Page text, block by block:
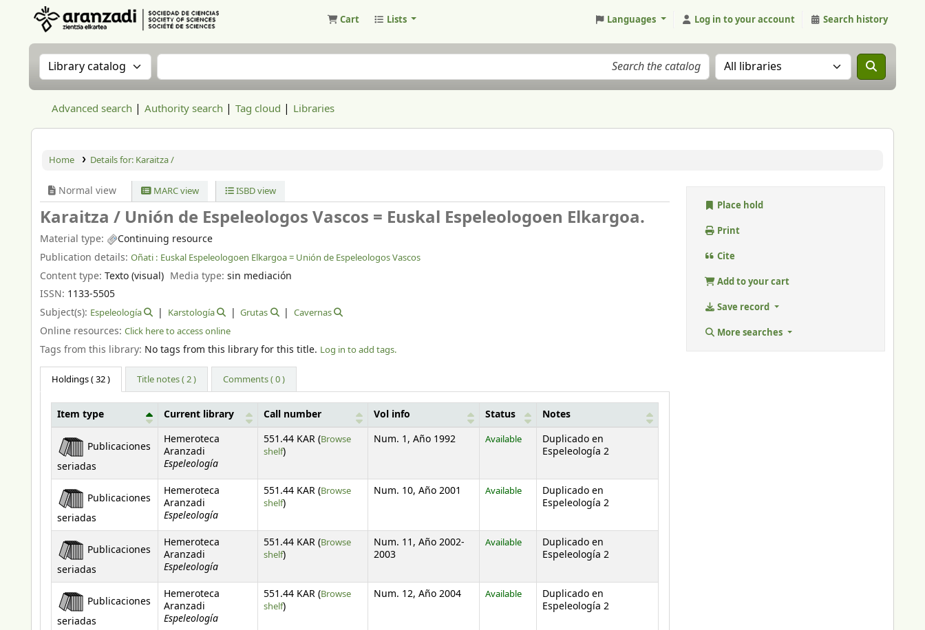
Cart Lists Languages Log in to your account Search history
Search the catalog by:Search the catalog Search the catalog in:
Advanced search Authority search Tag cloud Libraries
Home Details for: Karaitza /
Normal view MARC view ISBD view
Karaitza / Unión de Espeleologos Vascos = Euskal Espeleologoen Elkargoa.
Material type:
Continuing resource
Publication details: Oñati : Euskal Espeleologoen Elkargoa = Unión de Espeleologos Vascos
Content type: Texto (visual) Media type:sin mediación
ISSN: 1133-5505
Subject(s): Espeleología Karstología Grutas Cavernas
Online resources: Click here to access online
Tags from this library: No tags from this library for this title. Log in to add tags.
Holdings( 32 ) Title notes ( 2 ) Comments ( 0 )
Holdings
Item type Current library Call number Vol info Status Notes
Publicaciones
seriadas
Hemeroteca
Aranzadi
Espeleología
551.44 KAR (Browse
shelf(Opens below)
)
Num. 1, Año 1992 Available
Duplicado en
Espeleología 2
Publicaciones
seriadas
Hemeroteca
Aranzadi
Espeleología
551.44 KAR (Browse
shelf(Opens below)
)
Num. 10, Año 2001 Available
Duplicado en
Espeleología 2
Publicaciones
seriadas
Hemeroteca
Aranzadi
Espeleología
551.44 KAR (Browse
shelf(Opens below)
)
Num. 11, Año 2002-
2003
Available
Duplicado en
Espeleología 2
Publicaciones
seriadas
Hemeroteca
Aranzadi
Espeleología
551.44 KAR (Browse
shelf(Opens below)
)
Num. 12, Año 2004 Available
Duplicado en
Espeleología 2
Place hold
Print
Cite
Add to your cart
Save record
More searches